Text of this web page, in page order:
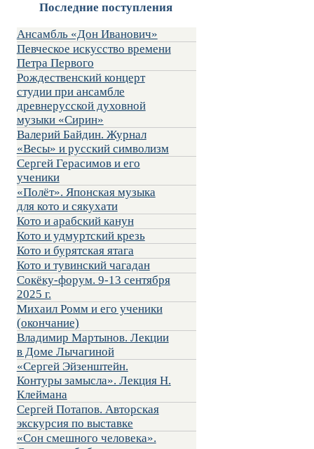
Последние поступления
Ансамбль «Дон Иванович»
Певческое искусство времени
Петра Первого
Рождественский концерт
студии при ансамбле
древнерусской духовной
музыки «Сирин»
Валерий Байдин. Журнал
«Весы» и русский символизм
Сергей Герасимов и его
ученики
«Полёт». Японская музыка
для кото и сякухати
Кото и арабский канун
Кото и удмуртский крезь
Кото и бурятская ятага
Кото и тувинский чагадан
Сокёку-форум. 9-13 сентября
2025 г.
Михаил Ромм и его ученики
(окончание)
Владимир Мартынов. Лекции
в Доме Лычагиной
«Сергей Эйзенштейн.
Контуры замысла». Лекция Н.
Клеймана
Сергей Потапов. Авторская
экскурсия по выставке
«Сон смешного человека».